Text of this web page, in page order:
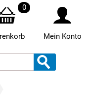
0
Mein Konto